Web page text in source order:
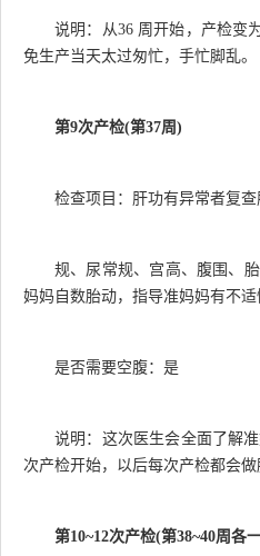
说明：从36 周开始，产检变
免生产当天太过匆忙，手忙脚乱。
第9次产检(第37周)
检查项目：肝功有异常者复
规、尿常规、宫高、腹围、
妈妈自数胎动，指导准妈妈有不
是否需要空腹：是
说明：这次医生会全面了解
次产检开始，以后每次产检都会
第10~12次产检(第38~40周各